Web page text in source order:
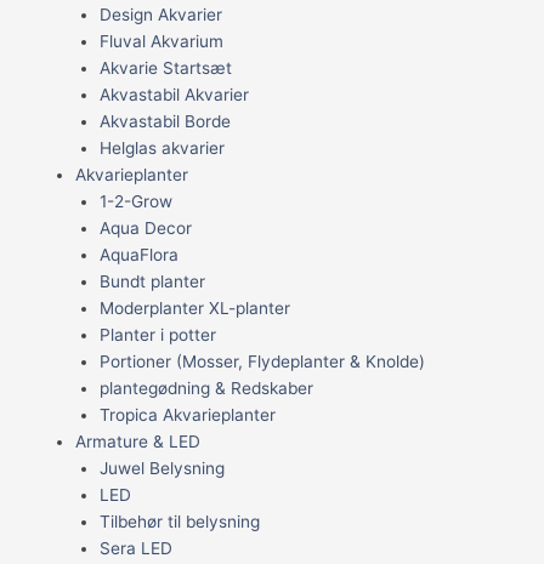
Design Akvarier
Fluval Akvarium
Akvarie Startsæt
Akvastabil Akvarier
Akvastabil Borde
Helglas akvarier
Akvarieplanter
1-2-Grow
Aqua Decor
AquaFlora
Bundt planter
Moderplanter XL-planter
Planter i potter
Portioner (Mosser, Flydeplanter & Knolde)
plantegødning & Redskaber
Tropica Akvarieplanter
Armature & LED
Juwel Belysning
LED
Tilbehør til belysning
Sera LED